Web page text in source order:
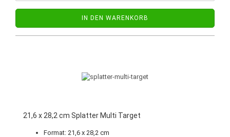
IN DEN WARENKORB
21,6 x 28,2 cm Splatter Multi Target
Format: 21,6 x 28,2 cm